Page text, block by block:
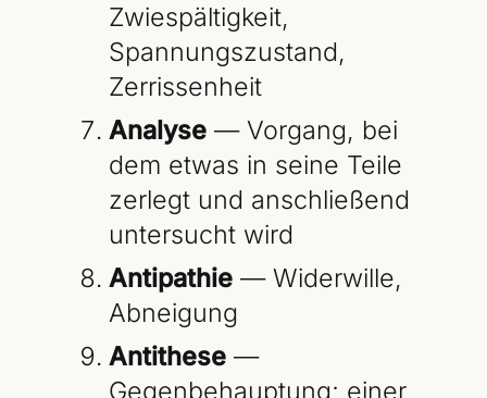
Zwiespältigkeit,
Spannungszustand,
Zerrissenheit
Analyse— Vorgang, bei
dem etwas in seine Teile
zerlegt und anschließend
untersucht wird
Antipathie— Widerwille,
Abneigung
Antithese—
Gegenbehauptung; einer